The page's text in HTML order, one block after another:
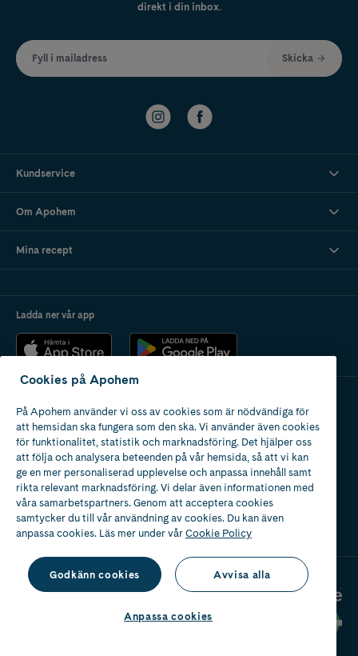
direkt i din inbox.
Fyll i mailadress Skicka
Kundservice
Om Apohem
Mina recept
Ladda ner vår app
Apotek med tillstånd
av Läkemedelsverket
Cookies på Apohem
På Apohem använder vi oss av cookies som är nödvändiga för
att hemsidan ska fungera som den ska. Vi använder även cookies
för funktionalitet, statistik och marknadsföring. Det hjälper oss
att följa och analysera beteenden på vår hemsida, så att vi kan
ge en mer personaliserad upplevelse och anpassa innehåll samt
rikta relevant marknadsföring. Vi delar även informationen med
våra samarbetspartners. Genom att acceptera cookies
samtycker du till vår användning av cookies. Du kan även
anpassa cookies. Läs mer under vårCookie Policy
Godkänn cookies Avvisa alla
Anpassa cookies